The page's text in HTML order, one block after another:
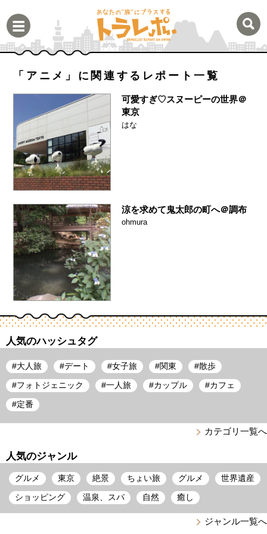
「アニメ」に関連するレポート一覧
可愛すぎ♡スヌーピーの世界＠
東京
はな
涼を求めて鬼太郎の町へ＠調布
ohmura
人気のハッシュタグ
大人旅
# デート
# 女子旅
# 関東
# 散歩
#
フォトジェニック
# 一人旅
# カップル
# カフェ
#
定番
#
カテゴリ一覧へ
人気のジャンル
グルメ 東京 絶景 ちょい旅 グルメ
世界遺産
ショッピング
温泉、スパ 自然 癒し
ジャンル一覧へ